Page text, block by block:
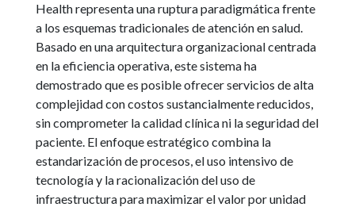
Health representa una ruptura paradigmática frente
a los esquemas tradicionales de atención en salud.
Basado en una arquitectura organizacional centrada
en la eficiencia operativa, este sistema ha
demostrado que es posible ofrecer servicios de alta
complejidad con costos sustancialmente reducidos,
sin comprometer la calidad clínica ni la seguridad del
paciente. El enfoque estratégico combina la
estandarización de procesos, el uso intensivo de
tecnología y la racionalización del uso de
infraestructura para maximizar el valor por unidad